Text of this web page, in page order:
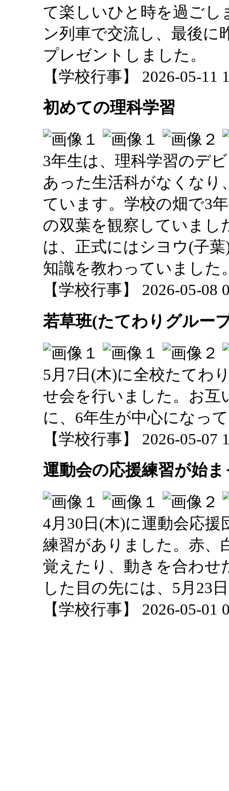
て楽しいひと時を過ごし
ン列車で交流し、最後に
プレゼントしました。
【学校行事】 2026-05-11
初めての理科学習
3年生は、理科学習のデ
あった生活科がなくなり
ています。学校の畑で3
の双葉を観察していまし
は、正式にはシヨウ(子
知識を教わっていました
【学校行事】 2026-05-08
若草班(たてわりグルー
5月7日(木)に全校たてわ
せ会を行いました。お互
に、6年生が中心になっ
【学校行事】 2026-05-07
運動会の応援練習が始
4月30日(木)に運動会応
練習がありました。赤、
覚えたり、動きを合わ
した目の先には、5月23
【学校行事】 2026-05-01